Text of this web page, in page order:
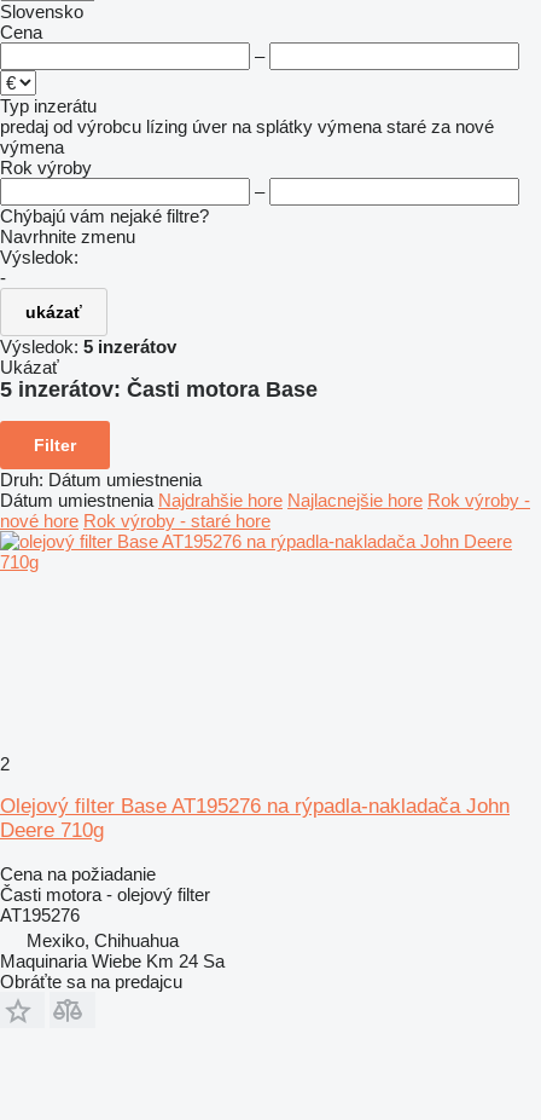
Slovensko
Cena
–
Typ inzerátu
predaj od výrobcu lízing úver na splátky výmena staré za nové
výmena
Rok výroby
–
Chýbajú vám nejaké filtre?
Navrhnite zmenu
Výsledok:
-
ukázať
Výsledok: 5 inzerátov
Ukázať
5 inzerátov: Časti motora Base
Filter
Druh: Dátum umiestnenia
Dátum umiestnenia Najdrahšie hore Najlacnejšie hore Rok výroby -
nové hore Rok výroby - staré hore
2
Olejový filter Base AT195276 na rýpadla-nakladača John
Deere 710g
Cena na požiadanie
Časti motora - olejový filter
AT195276
Mexiko, Chihuahua
Maquinaria Wiebe Km 24 Sa
Obráťte sa na predajcu